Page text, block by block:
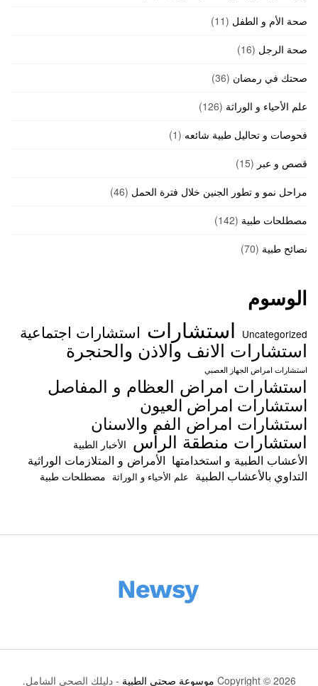
صحة الأم و الطفل (11)
صحة الرجل (16)
صحتك في رمضان (36)
علم الأحياء و الوراثة (126)
فحوصات و تحاليل طبية شائعه (1)
قصص و عبر (15)
مراحل نمو و تطور الجنين خلال فترة الحمل (46)
مصطلحات طبية (142)
نصائح طبية (70)
الوسوم
Uncategorized استشارات استشارات اجتماعية
استشارات الانف والاذن والحنجرة
استشارات امراض الجهاز العصبي
استشارات امراض العظام و المفاصل
استشارات امراض العيون
استشارات امراض الفم والاسنان
استشارات منطقة الرأس الأخبار الطبية
الأعشاب الطبية و استخدامتها الأمراض و المتلازمات الوراثية
التداوي بالأعشاب الطبية علم الأحياء و الوراثة مصطلحات طبية
Copyright © 2026 موسوعة صحتي الطبية - دليلك الصحي الشامل.